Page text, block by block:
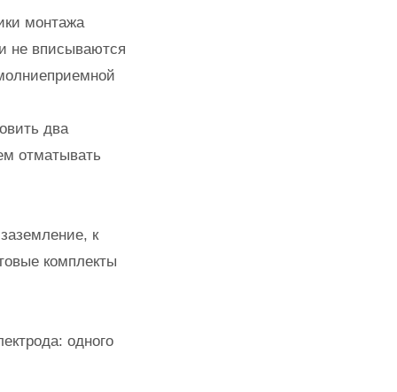
монтажа
не вписываются
два
отматывать
к
комплекты
одного